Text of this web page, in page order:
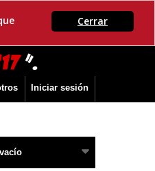
Cerrar
Iniciar sesión
vacío